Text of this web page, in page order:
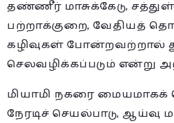
தண்ணீர் மாசுக்கேடு,
பற்றாக்குறை, வேதியத்
கழிவுகள் போன்றவற்றால்
செலவழிக்கப்படும் என்று
மியாமி நகரை
நேரடிச் செயல்பாடு, ஆய்வு